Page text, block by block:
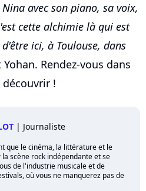
avec son piano, sa voix,
cette alchimie là qui est
ici, à Toulouse, dans
Rendez-vous dans
!
| Journaliste
que le cinéma, la littérature et le
scène rock indépendante et se
de l'industrie musicale et de
où vous ne manquerez pas de